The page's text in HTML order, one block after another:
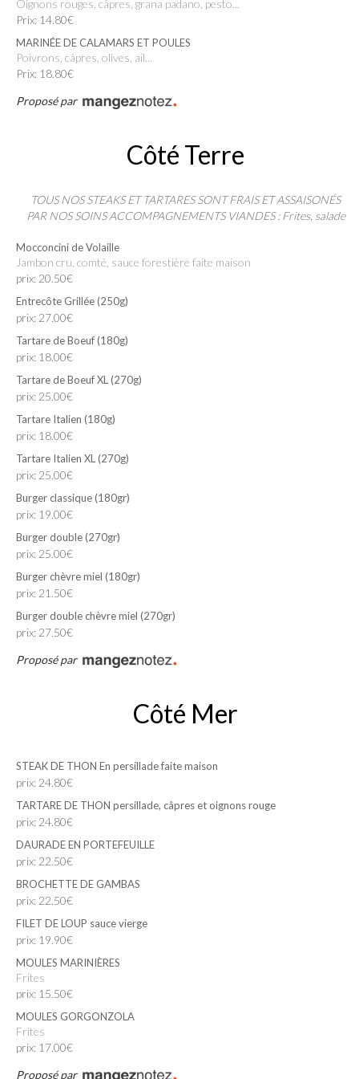
Oignons rouges, câpres, grana padano, pesto...
Prix: 14.80€
MARINÉE DE CALAMARS ET POULES
Poivrons, câpres, olives, ail...
Prix: 18.80€
Proposé par
Côté Terre
TOUS NOS STEAKS ET TARTARES SONT FRAIS ET ASSAISONÉS
PAR NOS SOINS ACCOMPAGNEMENTS VIANDES : Frites, salade
Mocconcini de Volaille
Jambon cru, comté, sauce forestière faite maison
prix: 20.50€
Entrecôte Grillée (250g)
prix: 27.00€
Tartare de Boeuf (180g)
prix: 18.00€
Tartare de Boeuf XL (270g)
prix: 25.00€
Tartare Italien (180g)
prix: 18.00€
Tartare Italien XL (270g)
prix: 25.00€
Burger classique (180gr)
prix: 19.00€
Burger double (270gr)
prix: 25.00€
Burger chèvre miel (180gr)
prix: 21.50€
Burger double chèvre miel (270gr)
prix: 27.50€
Proposé par
Côté Mer
STEAK DE THON En persillade faite maison
prix: 24.80€
TARTARE DE THON persillade, câpres et oignons rouge
prix: 24.80€
DAURADE EN PORTEFEUILLE
prix: 22.50€
BROCHETTE DE GAMBAS
prix: 22.50€
FILET DE LOUP sauce vierge
prix: 19.90€
MOULES MARINIÈRES
Frites
prix: 15.50€
MOULES GORGONZOLA
Frites
prix: 17.00€
Proposé par